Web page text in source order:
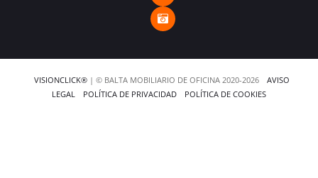
VISIONCLICK® | © BALTA MOBILIARIO DE OFICINA 2020-2026
AVISO
LEGAL
POLÍTICA DE PRIVACIDAD POLÍTICA DE COOKIES